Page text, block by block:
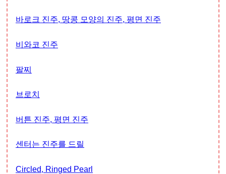
바로크 진주, 땅콩 모양의 진주, 평면 진주
비와코 진주
팔찌
브로치
버튼 진주, 평면 진주
센터는 진주를 드릴
Circled, Ringed Pearl